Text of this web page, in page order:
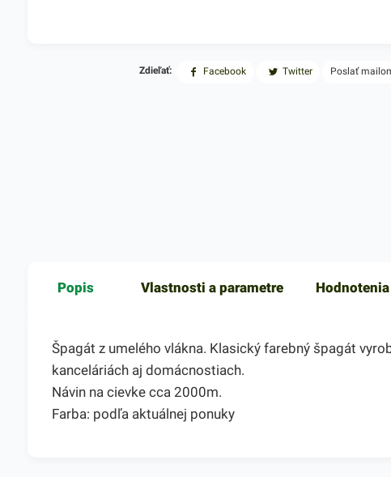
Zdieľať: Facebook Twitter Poslať
Popis Vlastnosti a parametre Hodnotenia
Špagát z umelého vlákna. Klasický farebný špagát
kanceláriách aj domácnostiach.
Návin na cievke cca 2000m.
Farba: podľa aktuálnej ponuky